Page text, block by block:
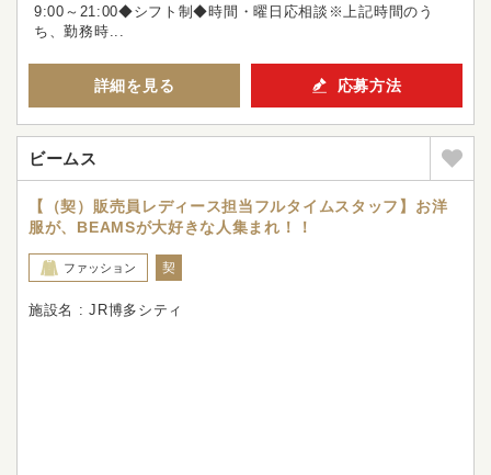
9:00～21:00◆シフト制◆時間・曜日応相談※上記時間のう
ち、勤務時...
詳細を見る 応募方法
ビームス
【（契）販売員レディース担当フルタイムスタッフ】お洋
服が、BEAMSが大好きな人集まれ！！
ファッション 契
施設名 : JR博多シティ